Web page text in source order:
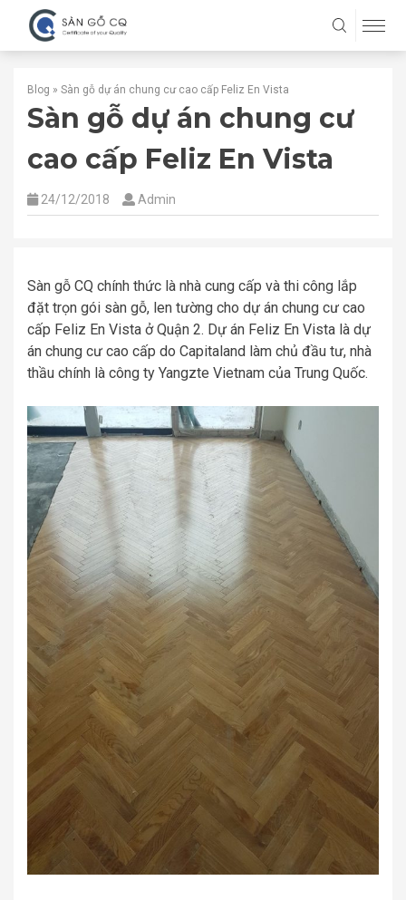
Blog » Sàn gỗ dự án chung cư cao cấp Feliz En Vista
Sàn gỗ dự án chung cư
cao cấp Feliz En Vista
24/12/2018 Admin
Sàn gỗ CQ chính thức là nhà cung cấp và thi công lắp
đặt trọn gói sàn gỗ, len tường cho dự án chung cư cao
cấp Feliz En Vista ở Quận 2. Dự án Feliz En Vista là dự
án chung cư cao cấp do Capitaland làm chủ đầu tư, nhà
thầu chính là công ty Yangzte Vietnam của Trung Quốc.